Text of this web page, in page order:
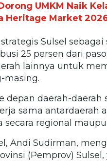
UMKM Naik
Heritage Market
Sulsel
25 persen dari
lainnya untuk
masing.
depan daerah-
sama antardaerah
secara regional
Andi Sudirman,
(Pemprov)